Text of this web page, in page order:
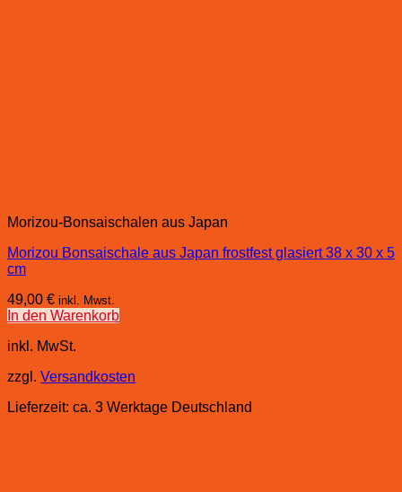
Morizou-Bonsaischalen aus Japan
Morizou Bonsaischale aus Japan frostfest glasiert 38 x 30 x 5
cm
49,00 € inkl. Mwst.
In den Warenkorb
inkl. MwSt.
zzgl. Versandkosten
Lieferzeit: ca. 3 Werktage Deutschland